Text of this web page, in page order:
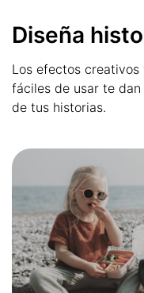
Diseña
Los efectos
fáciles de usar te
de tus historias.